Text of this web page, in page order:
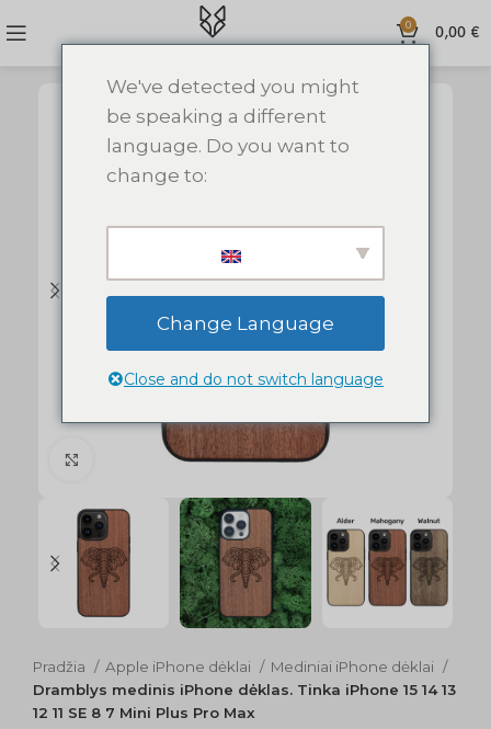
0 0,00 €
Click to enlarge
Pradžia Apple iPhone dėklai
Mediniai iPhone dėklai
Dramblys medinis iPhone dėklas. Tinka iPhone 15 14 13
12 11 SE 8 7 Mini Plus Pro Max
We've detected you might
be speaking a different
language. Do you want to
change to:
Change Language
Close and do not switch language